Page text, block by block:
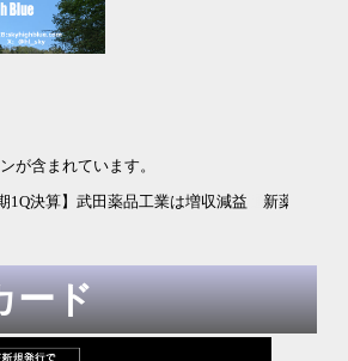
が含まれています。
1Q決算】NTTは増収増益 進捗率はそこそこ
期1Q決算】KOKUSAI ELECTRICは増収増益 増
利比較】主要ネットバンクの金利を比較 2026
待2026】今年もNSDからQUOカードが送られて
期1Q決算】SBI HDは増収増益 でも通期予想・
1Q決算】武田薬品工業は増収減益 新薬に期待
ード